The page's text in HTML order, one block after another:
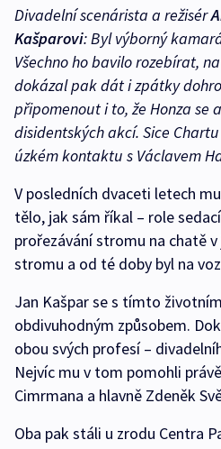
Divadelní scenárista a režisér
Kašparovi: Byl výborný
Všechno ho bavilo rozebírat,
dokázal pak dát i zpátky
připomenout i to, že Honza se
disidentských akcí. Sice
úzkém kontaktu s Václavem
V posledních dvaceti letech
tělo, jak sám říkal – role
prořezávání stromu na chatě
stromu a od té doby byl na
Jan Kašpar se s tímto
obdivuhodným způsobem.
obou svých profesí –
Nejvíc mu v tom pomohli
Cimrmana a hlavně Zdeněk
Oba pak stáli u zrodu Centra